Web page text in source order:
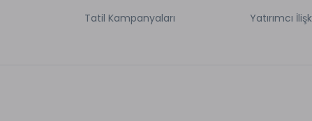
Tatil Kampanyaları
Yatırımcı